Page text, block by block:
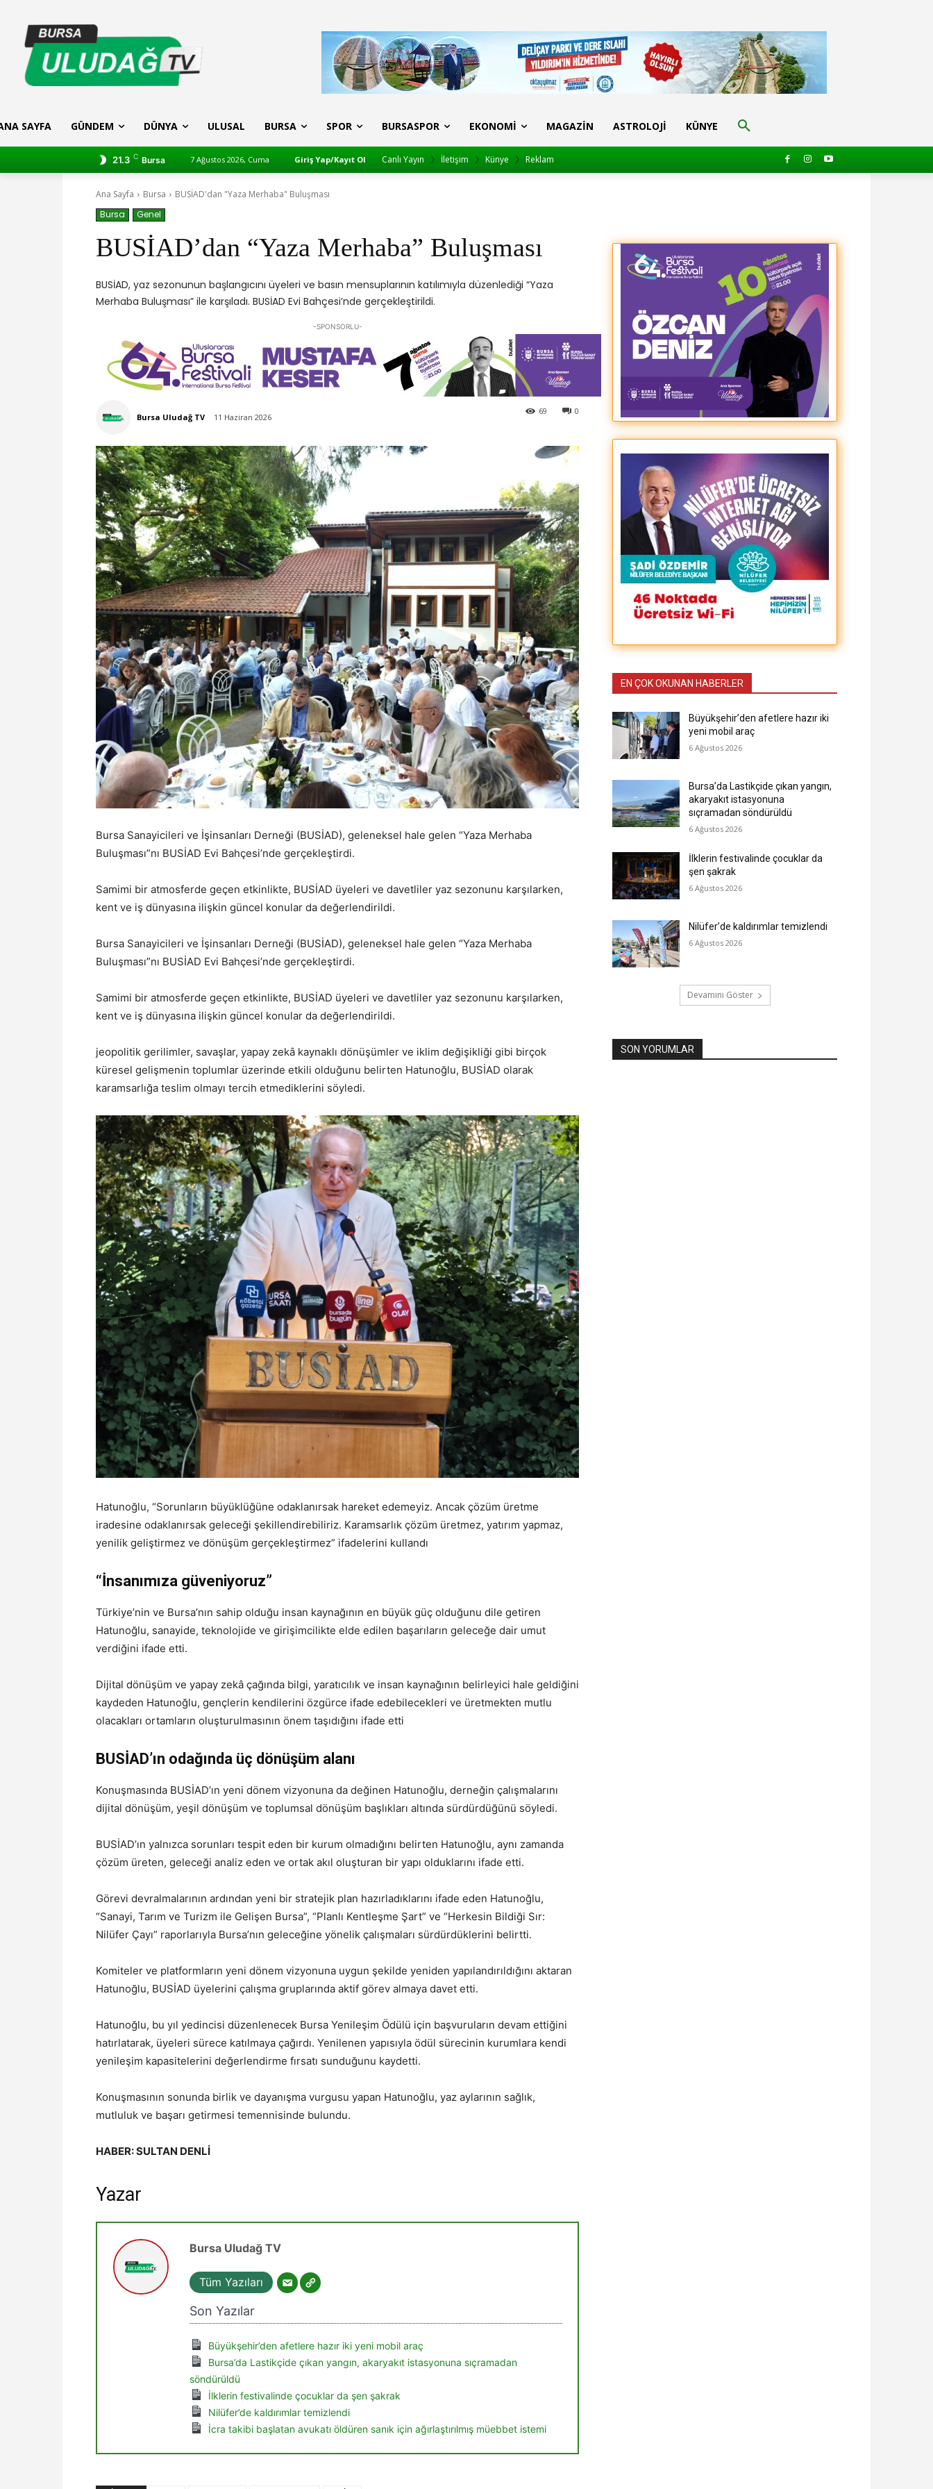
SAYFA GÜNDEM DÜNYA ULUSAL BURSA SPOR BURSASPOR EKONOMI MAGAZIN ASTROLOJI KÜNYE
21.3 C Bursa 7 Ağustos 2026, Cuma Giriş Yap/Kayıt Ol Canlı Yayın İletişim Künye Reklam
Ana Sayfa Bursa
BUSİAD'dan "Yaza Merhaba" Buluşması
Bursa
Genel
BUSİAD’dan “Yaza Merhaba” Buluşması
BUSİAD, yaz sezonunun başlangıcını üyeleri ve basın mensuplarının katılımıyla düzenlediği “Yaza
Merhaba Buluşması” ile karşıladı. BUSİAD Evi Bahçesi’nde gerçekleştirildi.
-SPONSORLU-
Bursa Uludağ TV 11 Haziran 2026
0
69
Bursa Sanayicileri ve İşinsanları Derneği (BUSİAD), geleneksel hale gelen “Yaza Merhaba
Buluşması”nı BUSİAD Evi Bahçesi’nde gerçekleştirdi.
Samimi bir atmosferde geçen etkinlikte, BUSİAD üyeleri ve davetliler yaz sezonunu karşılarken,
kent ve iş dünyasına ilişkin güncel konular da değerlendirildi.
Bursa Sanayicileri ve İşinsanları Derneği (BUSİAD), geleneksel hale gelen “Yaza Merhaba
Buluşması”nı BUSİAD Evi Bahçesi’nde gerçekleştirdi.
Samimi bir atmosferde geçen etkinlikte, BUSİAD üyeleri ve davetliler yaz sezonunu karşılarken,
kent ve iş dünyasına ilişkin güncel konular da değerlendirildi.
jeopolitik gerilimler, savaşlar, yapay zekâ kaynaklı dönüşümler ve iklim değişikliği gibi birçok
küresel gelişmenin toplumlar üzerinde etkili olduğunu belirten Hatunoğlu, BUSİAD olarak
karamsarlığa teslim olmayı tercih etmediklerini söyledi.
Hatunoğlu, “Sorunların büyüklüğüne odaklanırsak hareket edemeyiz. Ancak çözüm üretme
iradesine odaklanırsak geleceği şekillendirebiliriz. Karamsarlık çözüm üretmez, yatırım yapmaz,
yenilik geliştirmez ve dönüşüm gerçekleştirmez” ifadelerini kullandı
“İnsanımıza güveniyoruz”
Türkiye’nin ve Bursa’nın sahip olduğu insan kaynağının en büyük güç olduğunu dile getiren
Hatunoğlu, sanayide, teknolojide ve girişimcilikte elde edilen başarıların geleceğe dair umut
verdiğini ifade etti.
Dijital dönüşüm ve yapay zekâ çağında bilgi, yaratıcılık ve insan kaynağının belirleyici hale geldiğini
kaydeden Hatunoğlu, gençlerin kendilerini özgürce ifade edebilecekleri ve üretmekten mutlu
olacakları ortamların oluşturulmasının önem taşıdığını ifade etti
BUSİAD’ın odağında üç dönüşüm alanı
Konuşmasında BUSİAD’ın yeni dönem vizyonuna da değinen Hatunoğlu, derneğin çalışmalarını
dijital dönüşüm, yeşil dönüşüm ve toplumsal dönüşüm başlıkları altında sürdürdüğünü söyledi.
BUSİAD’ın yalnızca sorunları tespit eden bir kurum olmadığını belirten Hatunoğlu, aynı zamanda
çözüm üreten, geleceği analiz eden ve ortak akıl oluşturan bir yapı olduklarını ifade etti.
Görevi devralmalarının ardından yeni bir stratejik plan hazırladıklarını ifade eden Hatunoğlu,
“Sanayi, Tarım ve Turizm ile Gelişen Bursa”, “Planlı Kentleşme Şart” ve “Herkesin Bildiği Sır:
Nilüfer Çayı” raporlarıyla Bursa’nın geleceğine yönelik çalışmaları sürdürdüklerini belirtti.
Komiteler ve platformların yeni dönem vizyonuna uygun şekilde yeniden yapılandırıldığını aktaran
Hatunoğlu, BUSİAD üyelerini çalışma gruplarında aktif görev almaya davet etti.
Hatunoğlu, bu yıl yedincisi düzenlenecek Bursa Yenileşim Ödülü için başvuruların devam ettiğini
hatırlatarak, üyeleri sürece katılmaya çağırdı. Yenilenen yapısıyla ödül sürecinin kurumlara kendi
yenileşim kapasitelerini değerlendirme fırsatı sunduğunu kaydetti.
Konuşmasının sonunda birlik ve dayanışma vurgusu yapan Hatunoğlu, yaz aylarının sağlık,
mutluluk ve başarı getirmesi temennisinde bulundu.
HABER: SULTAN DENLİ
Yazar
Bursa Uludağ TV
Tüm Yazıları
Son Yazılar
Büyükşehir’den afetlere hazır iki yeni mobil araç
Bursa’da Lastikçide çıkan yangın, akaryakıt istasyonuna sıçramadan
söndürüldü
İlklerin festivalinde çocuklar da şen şakrak
Nilüfer’de kaldırımlar temizlendi
İcra takibi başlatan avukatı öldüren sanık için ağırlaştırılmış müebbet istemi
EN ÇOK OKUNAN HABERLER
Büyükşehir’den afetlere hazır iki
yeni mobil araç
6 Ağustos 2026
Bursa’da Lastikçide çıkan yangın,
akaryakıt istasyonuna
sıçramadan söndürüldü
6 Ağustos 2026
İlklerin festivalinde çocuklar da
şen şakrak
6 Ağustos 2026
Nilüfer’de kaldırımlar temizlendi
6 Ağustos 2026
Devamını Göster
SON YORUMLAR